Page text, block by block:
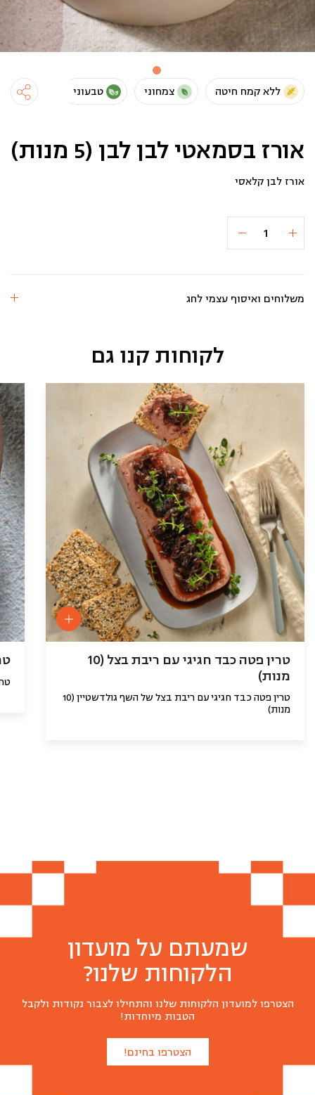
ללא קמח חיטה צמחוני טבעוני
אורז בסמאטי לבן לבן (5 מנות)
אורז לבן קלאסי
אורז
לבן
(5
משלוחים ואיסוף עצמי לחג
לקוחות קנו גם
טרין פטה כבד חגיגי עם ריבת בצל (10
מנות)
טרין פטה כבד חגיגי עם ריבת בצל של השף גולדשטיין (10
מנות)
שמעתם על מועדון
הלקוחות שלנו?
הצטרפו למועדון הלקוחות שלנו והתחילו לצבור נקודות ולקבל
הטבות מיוחדות!
הצטרפו בחינם!